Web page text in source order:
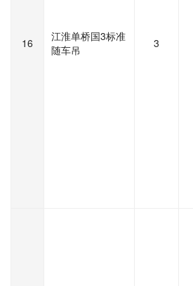
16
江淮单桥国3标准
随车吊
3